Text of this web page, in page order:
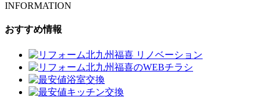
INFORMATION
おすすめ情報